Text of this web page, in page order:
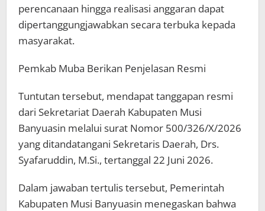
perencanaan hingga realisasi anggaran dapat
dipertanggungjawabkan secara terbuka kepada
masyarakat.
Pemkab Muba Berikan Penjelasan Resmi
Tuntutan tersebut, mendapat tanggapan resmi
dari Sekretariat Daerah Kabupaten Musi
Banyuasin melalui surat Nomor 500/326/X/2026
yang ditandatangani Sekretaris Daerah, Drs.
Syafaruddin, M.Si., tertanggal 22 Juni 2026.
Dalam jawaban tertulis tersebut, Pemerintah
Kabupaten Musi Banyuasin menegaskan bahwa